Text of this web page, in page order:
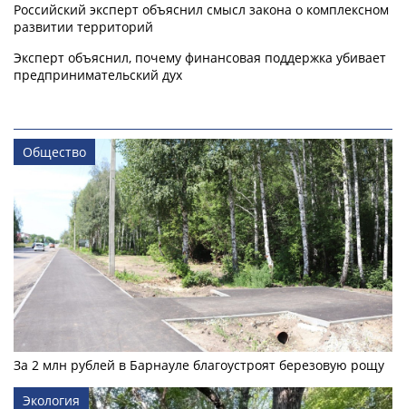
Российский эксперт объяснил смысл закона о комплексном
развитии территорий
Эксперт объяснил, почему финансовая поддержка убивает
предпринимательский дух
Общество
За 2 млн рублей в Барнауле благоустроят березовую рощу
Экология